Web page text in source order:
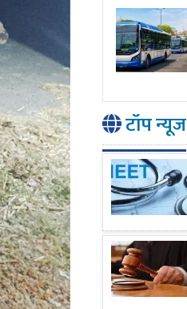
टॉप न्यूज